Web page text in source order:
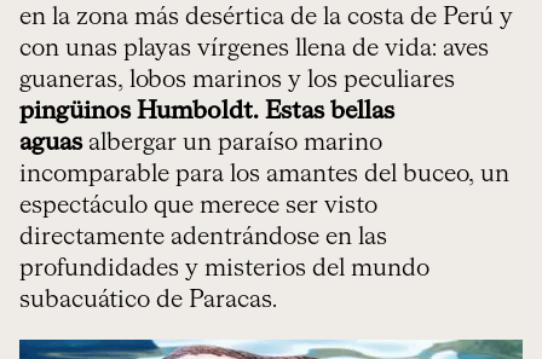
en la zona más desértica de la costa de Perú y
con unas playas vírgenes llena de vida: aves
guaneras, lobos marinos y los peculiares
pingüinos Humboldt. Estas bellas
aguas albergar un paraíso marino
incomparable para los amantes del buceo, un
espectáculo que merece ser visto
directamente adentrándose en las
profundidades y misterios del mundo
subacuático de Paracas.